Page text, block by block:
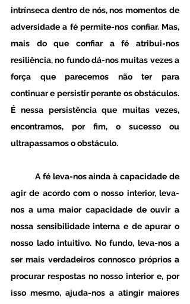
intrínseca dentro de nós, nos momentos de
adversidade a fé permite-nos confiar. Mas,
mais do que confiar a fé atribui-nos
resiliência, no fundo dá-nos muitas vezes a
força que parecemos não ter para
continuar e persistir perante os obstáculos.
É nessa persistência que muitas vezes,
encontramos, por fim, o sucesso ou
ultrapassamos o obstáculo.
agir de acordo com o nosso interior, leva-
nos a uma maior capacidade de ouvir a
nossa sensibilidade interna e de apurar o
nosso lado intuitivo. No fundo, leva-nos a
ser mais verdadeiros connosco próprios a
procurar respostas no nosso interior e, por
isso mesmo, ajuda-nos a atingir maiores